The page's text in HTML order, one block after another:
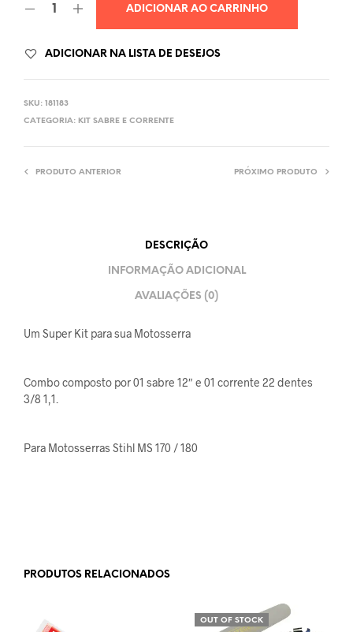
ADICIONAR AO CARRINHO
ADICIONAR NA LISTA DE DESEJOS
SKU: 181183
CATEGORIA: KIT SABRE E CORRENTE
PRODUTO ANTERIOR PRÓXIMO PRODUTO
DESCRIÇÃO
INFORMAÇÃO ADICIONAL
AVALIAÇÕES (0)
Um Super Kit para sua Motosserra
Combo composto por 01 sabre 12″ e 01 corrente 22 dentes
3/8 1,1.
Para Motosserras Stihl MS 170 / 180
PRODUTOS RELACIONADOS
OUT OF STOCK